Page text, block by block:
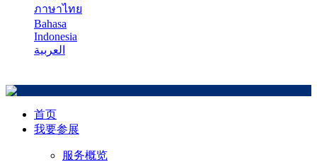
ภาษาไทย
Bahasa
Indonesia
العربية
首页
我要参展
服务概览